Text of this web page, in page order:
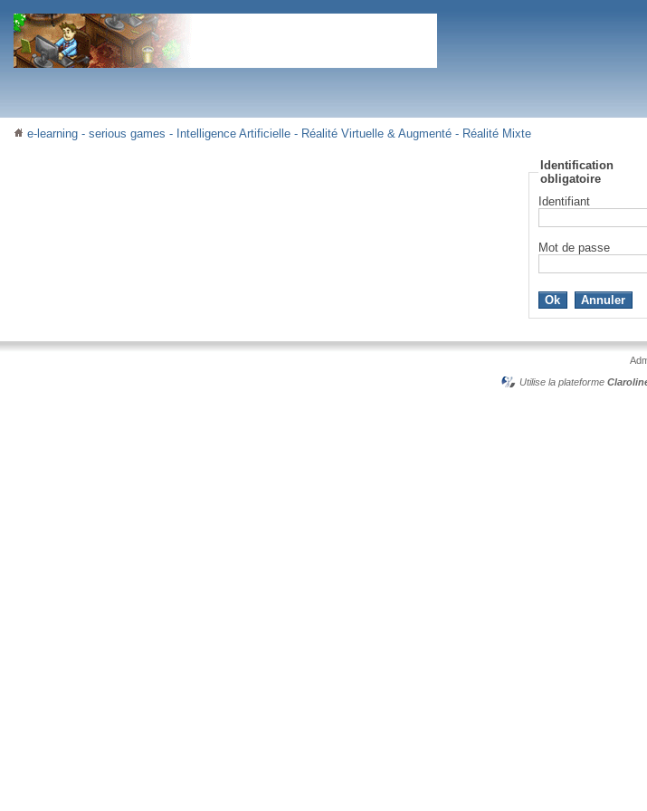
e-learning - serious games - Intelligence Artificielle - Réalité Virtuelle & Augmenté - Réalité Mixte
Identification
obligatoire
Identifiant
Mot de passe
Utilise la plateforme